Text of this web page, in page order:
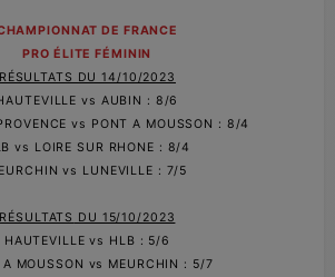
DE FRANCE
PRO ÉLITE FÉMININ
RÉSULTATS DU 14/10/2023
vs AUBIN : 8/6
vs PONT A MOUSSON : 8/4
vs LOIRE SUR RHONE : 8/4
vs LUNEVILLE : 7/5
RÉSULTATS DU 15/10/2023
HAUTEVILLE vs HLB : 5/6
A MOUSSON vs MEURCHIN : 5/7